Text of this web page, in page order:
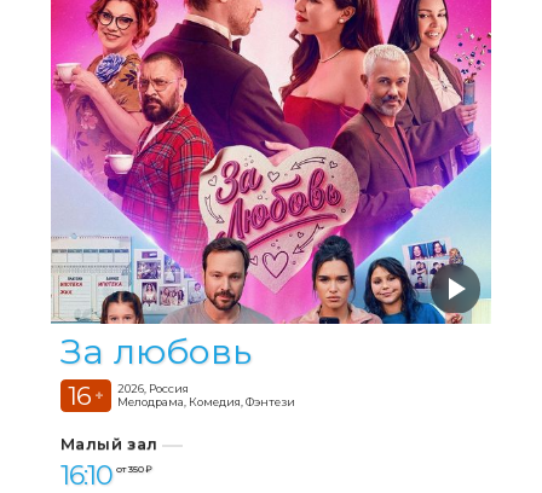
За любовь
16 +
2026, Россия
Мелодрама, Комедия, Фэнтези
Малый зал
16:10 от 350 ₽